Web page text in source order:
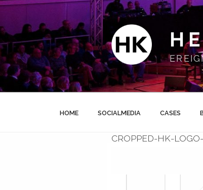
Zum
springen
HOME SOCIALMEDIA CASES
CROPPED-HK-